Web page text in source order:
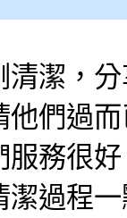
清潔，
他們過
服務很
潔過程